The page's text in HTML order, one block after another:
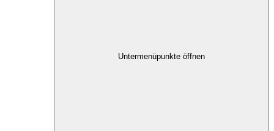
Untermenüpunkte öffnen